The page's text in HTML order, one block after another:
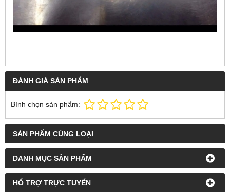
DANH MỤC SẢN PHẨM
HỔ TRỢ TRỰC TUYẾN
ĐÁNH GIÁ SẢN PHẨM
Bình chọn sản phẩm:
SẢN PHẨM CÙNG LOẠI